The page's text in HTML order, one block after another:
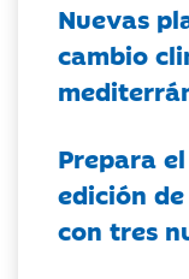
Nuevas
cambio
Prepara
edición
con tres